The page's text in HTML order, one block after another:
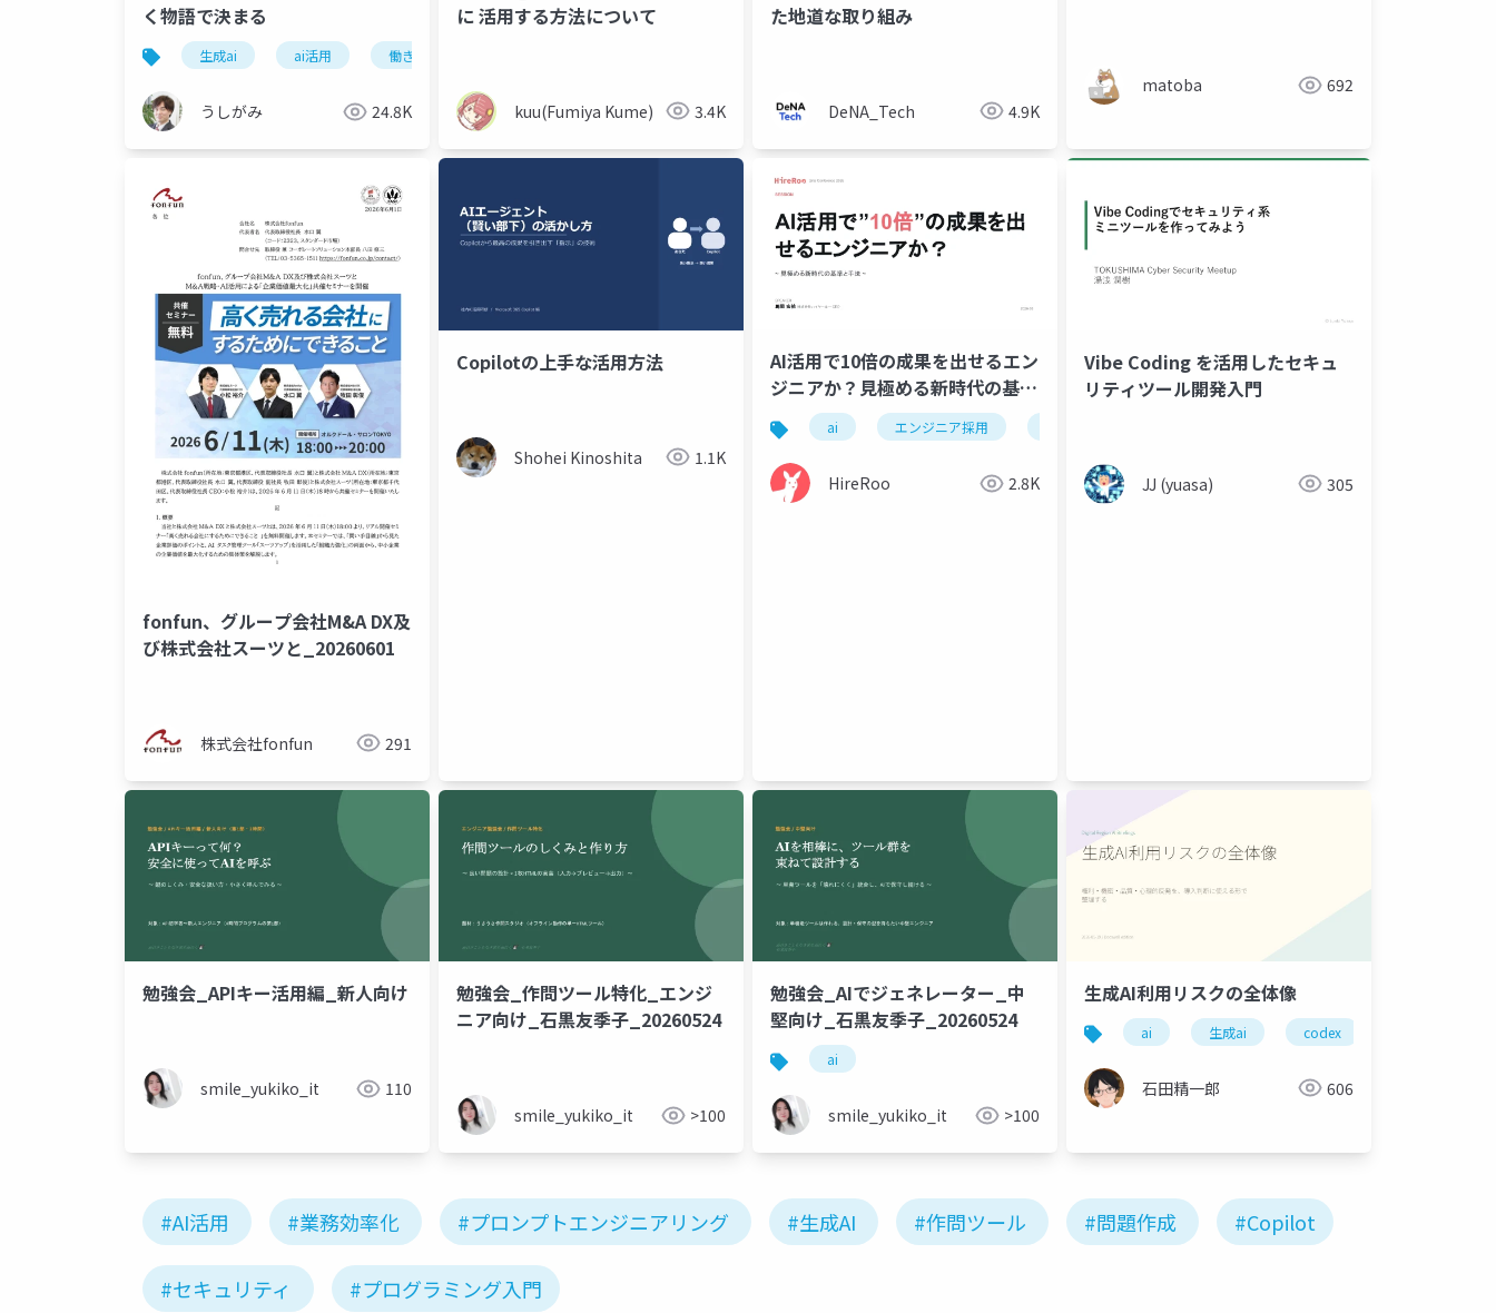
く物語で決まる
生成ai ai活用 働き方
うしがみ 24.8K
に 活用する方法について
kuu(Fumiya Kume) 3.4K
た地道な取り組み
DeNA_Tech 4.9K
matoba 692
fonfun、グループ会社M&A DX及
び株式会社スーツと_20260601
株式会社fonfun 291
Copilotの上手な活用方法
Shohei Kinoshita 1.1K
AI活用で10倍の成果を出せるエン
ジニアか？見極める新時代の基準
と手法 ai エンジニア採用
HireRoo 2.8K
Vibe Coding を活用したセキュ
リティツール開発入門
JJ (yuasa) 305
勉強会_APIキー活用編_新人向け
smile_yukiko_it 110
勉強会_作問ツール特化_エンジ
ニア向け_石黒友季子_20260524
smile_yukiko_it >100
勉強会_AIでジェネレーター_中
堅向け_石黒友季子_20260524
ai
smile_yukiko_it >100
生成AI利用リスクの全体像
ai 生成ai codex
石田精一郎 606
#AI活用 #業務効率化 #プロンプトエンジニアリング #生成AI #作問ツール #問題作成 #Copilot
#セキュリティ #プログラミング入門